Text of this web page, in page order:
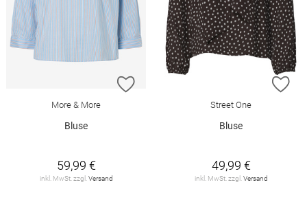
ZUR WUNSCHLISTE HINZUFÜGEN
More & More
Bluse
59,99 €
inkl. MwSt. zzgl. Versand
Street One
Bluse
49,99 €
inkl. MwSt. zzgl. Versand